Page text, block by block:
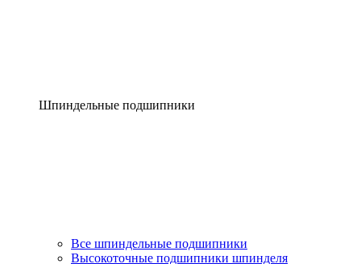
Шпиндельные подшипники
Все шпиндельные подшипники
Высокоточные подшипники шпинделя